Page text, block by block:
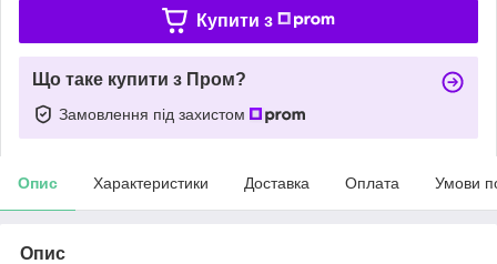
Купити з
Що таке купити з Пром?
Замовлення під захистом
Опис Характеристики Доставка Оплата Умови
Опис